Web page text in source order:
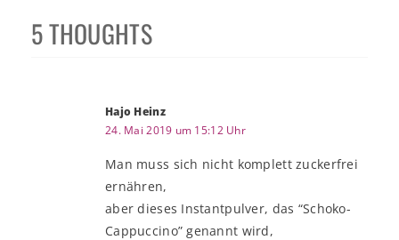
5 THOUGHTS
Hajo Heinz
24. Mai 2019 um 15:12 Uhr
Man muss sich nicht komplett zuckerfrei
ernähren,
aber dieses Instantpulver, das “Schoko-
Cappuccino” genannt wird,